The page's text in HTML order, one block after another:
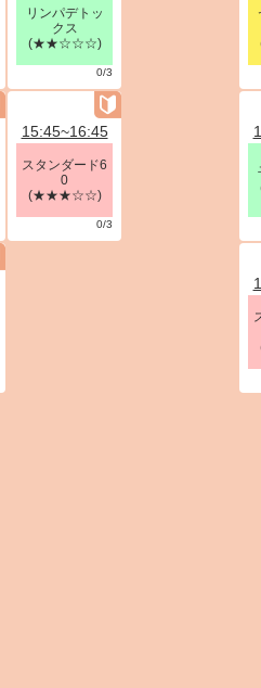
リンパデトッ
クス
(★★☆☆☆)
0/3
15:45~16:45
スタンダード6
0
(★★★☆☆)
0/3